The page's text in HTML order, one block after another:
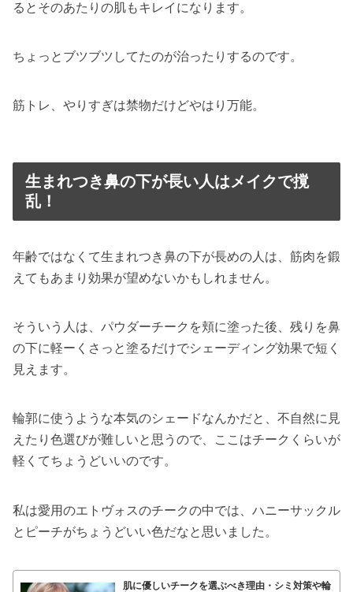
るとそのあたりの肌もキレイになります。
ちょっとブツブツしてたのが治ったりするのです。
筋トレ、やりすぎは禁物だけどやはり万能。
生まれつき鼻の下が長い人はメイクで撹
乱！
年齢ではなくて生まれつき鼻の下が長めの人は、筋肉を鍛
えてもあまり効果が望めないかもしれません。
そういう人は、パウダーチークを頬に塗った後、残りを鼻
の下に軽ーくさっと塗るだけでシェーディング効果で短く
見えます。
輪郭に使うような本気のシェードなんかだと、不自然に見
えたり色選びが難しいと思うので、ここはチークくらいが
軽くてちょうどいいのです。
私は愛用のエトヴォスのチークの中では、ハニーサックル
とピーチがちょうどいい色だなと思いました。
肌に優しいチークを選ぶべき理由・シミ対策や輪